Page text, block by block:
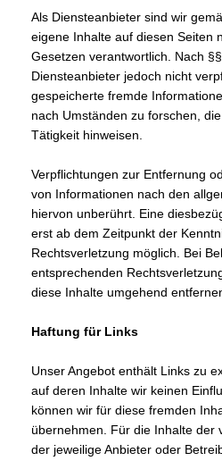
Als Diensteanbieter sind wir
eigene Inhalte auf diesen Seiten
Gesetzen verantwortlich. Nach
Diensteanbieter jedoch nicht
gespeicherte fremde
nach Umständen zu forschen,
Tätigkeit hinweisen.
Verpflichtungen zur Entfernung
von Informationen nach den
hiervon unberührt. Eine
erst ab dem Zeitpunkt der
Rechtsverletzung möglich. Bei
entsprechenden
diese Inhalte umgehend
Haftung für Links
Unser Angebot enthält Links zu
auf deren Inhalte wir keinen
können wir für diese fremden
übernehmen. Für die Inhalte der
der jeweilige Anbieter oder